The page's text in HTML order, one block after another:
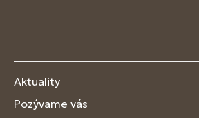
Aktuality
Pozývame vás